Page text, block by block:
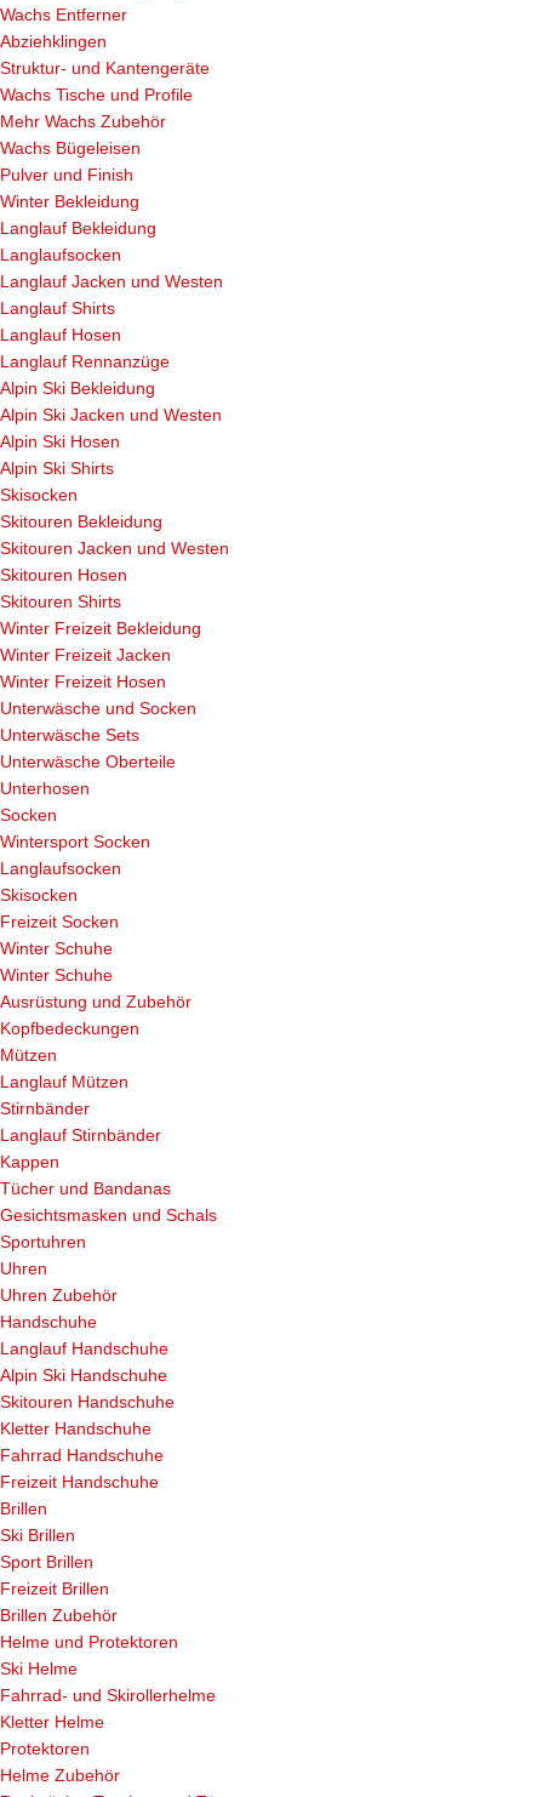
Wachs Entferner
Abziehklingen
Struktur- und Kantengeräte
Wachs Tische und Profile
Mehr Wachs Zubehör
Wachs Bügeleisen
Pulver und Finish
Winter Bekleidung
Langlauf Bekleidung
Langlaufsocken
Langlauf Jacken und Westen
Langlauf Shirts
Langlauf Hosen
Langlauf Rennanzüge
Alpin Ski Bekleidung
Alpin Ski Jacken und Westen
Alpin Ski Hosen
Alpin Ski Shirts
Skisocken
Skitouren Bekleidung
Skitouren Jacken und Westen
Skitouren Hosen
Skitouren Shirts
Winter Freizeit Bekleidung
Winter Freizeit Jacken
Winter Freizeit Hosen
Unterwäsche und Socken
Unterwäsche Sets
Unterwäsche Oberteile
Unterhosen
Socken
Wintersport Socken
Langlaufsocken
Skisocken
Freizeit Socken
Winter Schuhe
Winter Schuhe
Ausrüstung und Zubehör
Kopfbedeckungen
Mützen
Langlauf Mützen
Stirnbänder
Langlauf Stirnbänder
Kappen
Tücher und Bandanas
Gesichtsmasken und Schals
Sportuhren
Uhren
Uhren Zubehör
Handschuhe
Langlauf Handschuhe
Alpin Ski Handschuhe
Skitouren Handschuhe
Kletter Handschuhe
Fahrrad Handschuhe
Freizeit Handschuhe
Brillen
Ski Brillen
Sport Brillen
Freizeit Brillen
Brillen Zubehör
Helme und Protektoren
Ski Helme
Fahrrad- und Skirollerhelme
Kletter Helme
Protektoren
Helme Zubehör